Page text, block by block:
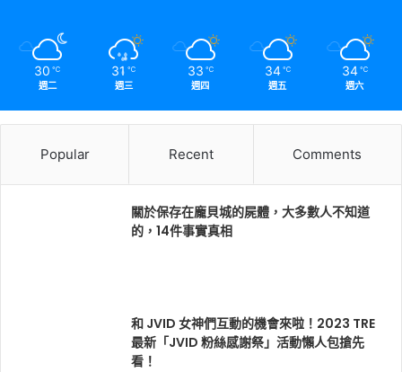
30 ℃
週二
31 ℃
週三
33 ℃
週四
34 ℃
週五
34 ℃
週六
Popular Recent Comments
關於保存在龐貝城的屍體，大多數人不知道
的，14件事實真相
和 JVID 女神們互動的機會來啦！2023 TRE
最新「JVID 粉絲感謝祭」活動懶人包搶先
看！